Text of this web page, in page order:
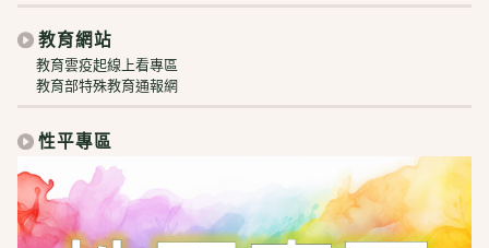
教育網站
教育雲疫起線上看專區
教育部特殊教育通報網
性平專區